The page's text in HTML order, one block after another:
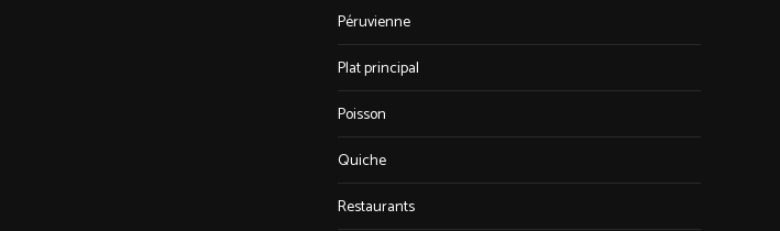
Péruvienne
Plat principal
Poisson
Quiche
Restaurants